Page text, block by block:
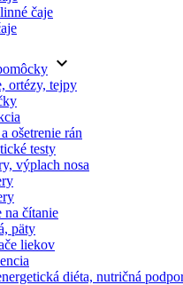
čaje
keyboard_arrow_down
ortézy, tejpy
ošetrenie rán
testy
výplach nosa
na čítanie
päty
liekov
diéta, nutričná